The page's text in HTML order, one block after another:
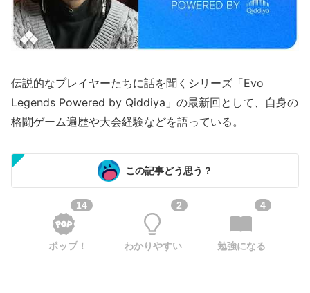
伝説的なプレイヤーたちに話を聞くシリーズ「Evo
Legends Powered by Qiddiya」の最新回として、自身の
格闘ゲーム遍歴や大会経験などを語っている。
この記事どう思う？
14
ポップ！
2
わかりやすい
4
勉強になる